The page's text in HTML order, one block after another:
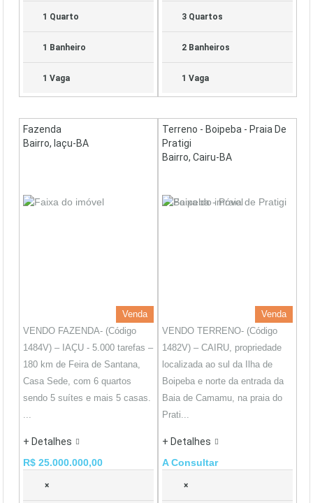
1 Quarto
1 Banheiro
1 Vaga
3 Quartos
2 Banheiros
1 Vaga
Fazenda
Bairro, Iaçu-BA
Venda
VENDO FAZENDA- (Código
1484V) – IAÇU - 5.000 tarefas –
180 km de Feira de Santana,
Casa Sede, com 6 quartos
sendo 5 suítes e mais 5 casas.
+ Detalhes
R$ 25.000.000,00
×
Terreno - Boipeba - Praia De
Pratigi
Bairro, Cairu-BA
Venda
VENDO TERRENO- (Código
1482V) – CAIRU, propriedade
localizada ao sul da Ilha de
Boipeba e norte da entrada da
Baia de Camamu, na praia do
Prati...
+ Detalhes
A Consultar
×